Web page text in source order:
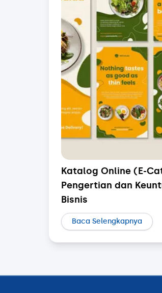
Katalog Online (E-
Pengertian dan
Bisnis
Baca Selengkapnya